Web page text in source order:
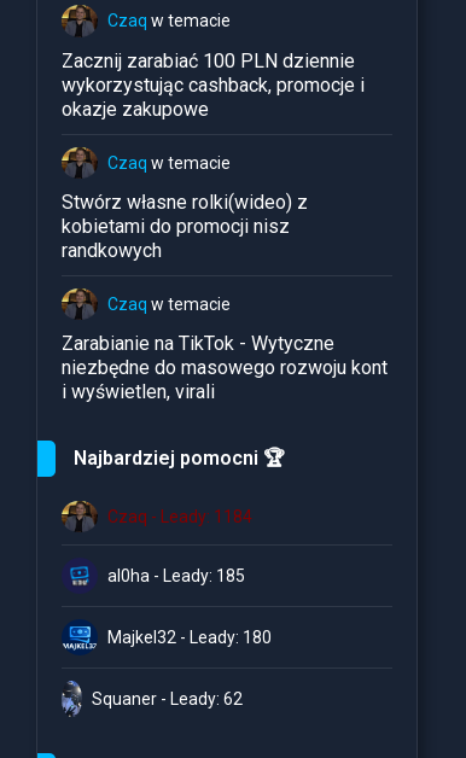
Czaq w temacie
Zacznij zarabiać 100 PLN dziennie
wykorzystując cashback, promocje i
okazje zakupowe
Czaq w temacie
Stwórz własne rolki(wideo) z
kobietami do promocji nisz
randkowych
Czaq w temacie
Zarabianie na TikTok - Wytyczne
niezbędne do masowego rozwoju kont
i wyświetlen, virali
Najbardziej pomocni 🏆
Czaq - Leady: 1184
al0ha - Leady: 185
Majkel32 - Leady: 180
Squaner - Leady: 62